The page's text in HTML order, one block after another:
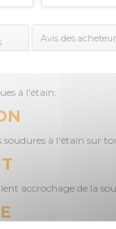
Avis des
à l'étain.
à l'étain sur
accrochage de la